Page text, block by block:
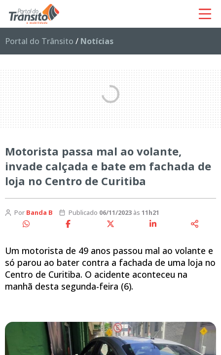
Portal do Trânsito / Notícias
Motorista passa mal ao volante,
invade calçada e bate em fachada de
loja no Centro de Curitiba
Por Banda B Publicado 06/11/2023às 11h21
Um motorista de 49 anos passou mal ao volante e
só parou ao bater contra a fachada de uma loja no
Centro de Curitiba. O acidente aconteceu na
manhã desta segunda-feira (6).